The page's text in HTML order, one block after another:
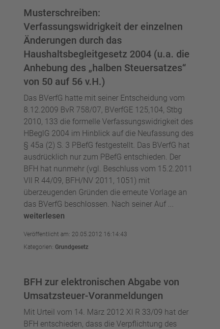
Musterschreiben:
Verfassungswidrigkeit der einzelnen
Änderungen durch das
Haushaltsbegleitgesetz 2004 (u.a. die
Anhebung des „halben Steuersatzes“
von 50 auf 56 v.H.)
Das BVerfG hatte mit seiner Entscheidung vom
8.12.2009 BvR 758/07, BVerfGE 125,104, Stbg
2010, 133 die formelle Verfassungswidrigkeit des
HBeglG 2004 im Hinblick auf die Neufassung des
§ 45a (2) S. 3 PBefG festgestellt. Das BVerfG hat
ausdrücklich nur zum PBefG entschieden. Der
BFH hat nunmehr (vgl. Beschluss vom 15.2.2011
VII R 44/09, BFH/NV 2011, 1051) mit
überzeugenden Gründen die erneute Vorlage an
das BVerfG beschlossen. Nach seiner Auf ...
weiterlesen
Veröffentlicht am: 20.05.2012 16:14:43
Kategorien: Grundgesetz
BFH zur elektronischen Abgabe von
Umsatzsteuer-Voranmeldungen
Mit Urteil vom 14. März 2012 XI R 33/09 hat der
BFH entschieden, dass die Verpflichtung des